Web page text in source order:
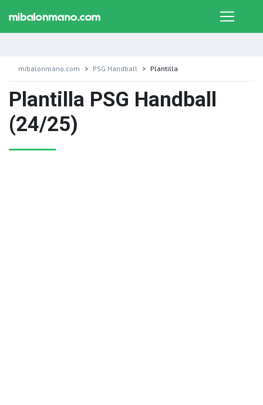
mibalonmano.com PSG Handball Plantilla
Plantilla PSG Handball
(24/25)